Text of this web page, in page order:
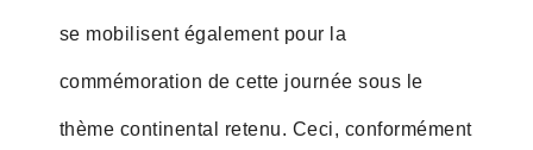
se mobilisent également pour la
commémoration de cette journée sous le
thème continental retenu. Ceci, conformément